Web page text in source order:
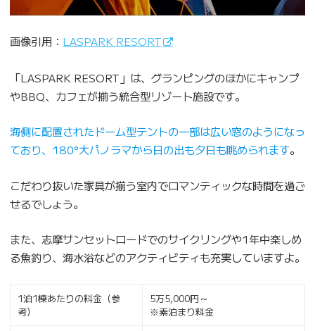
画像引用： LASPARK RESORT
「LASPARK RESORT」は、グランピングのほかにキャンプ
やBBQ、カフェが揃う統合型リゾート施設です。
海側に配置されたドーム型テントの一部は広い窓のようになっ
ており、180°大パノラマから日の出も夕日も眺められます。
こだわり抜いた家具が揃う室内でロマンティックな時間を過ご
せるでしょう。
また、志摩サンセットロードでのサイクリングや1年中楽しめ
る魚釣り、海水浴などのアクティビティも充実していますよ。
1泊1棟あたりの料金（参
考）
5万5,000円～
※素泊まり料金